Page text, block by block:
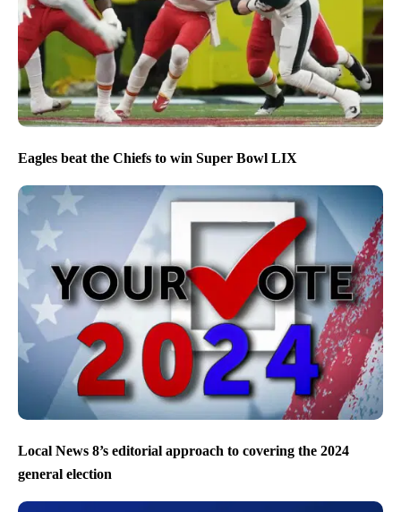
Eagles beat the Chiefs to win Super Bowl LIX
Local News 8’s editorial approach to covering the 2024
general election